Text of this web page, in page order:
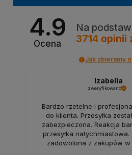
4.9
Ocena
Na
3714opinii
Jak zbieramy
Izabella
zweryfikowano
Bardzo rzetelne i
do klienta. Przesyłka
zabezpieczona. Reakcja
przesyłka natychmiastowa.
zadowolona z zakupów w